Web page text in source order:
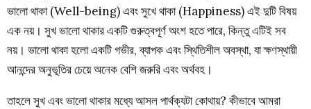
ভালো থাকা (Well-being) এবং সুখে থাকা (Happiness) এই দুটি বিষয়
এক নয়। সুখ ভালো থাকার একটি গুরুত্বপূর্ণ অংশ হতে পারে, কিন্তু এটিই সব
নয়। ভালো থাকা হলো একটি গভীর, ব্যাপক এবং স্থিতিশীল অবস্থা, যা ক্ষণস্থায়ী
আনন্দের অনুভূতির চেয়ে অনেক বেশি জরুরি এবং অর্থবহ।
তাহলে সুখ এবং ভালো থাকার মধ্যে আসল পার্থক্যটা কোথায়? কীভাবে আমরা